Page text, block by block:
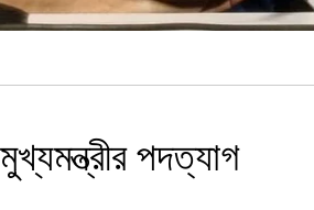
পদত্যাগ